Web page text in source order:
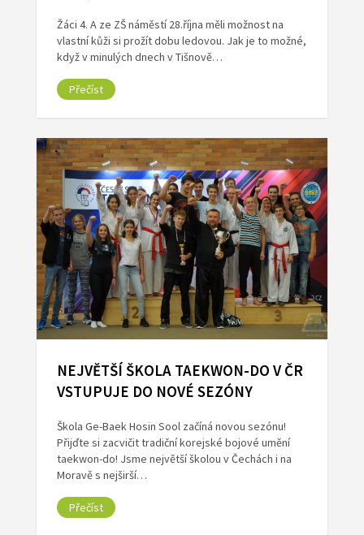
Žáci 4. A ze ZŠ náměstí 28.října měli možnost na
vlastní kůži si prožít dobu ledovou. Jak je to možné,
když v minulých dnech v Tišnově…
Přečíst
NEJVĚTŠÍ ŠKOLA TAEKWON-DO V ČR
VSTUPUJE DO NOVÉ SEZÓNY
Škola Ge-Baek Hosin Sool začíná novou sezónu!
Přijďte si zacvičit tradiční korejské bojové umění
taekwon-do! Jsme největší školou v Čechách i na
Moravě s nejširší…
Přečíst